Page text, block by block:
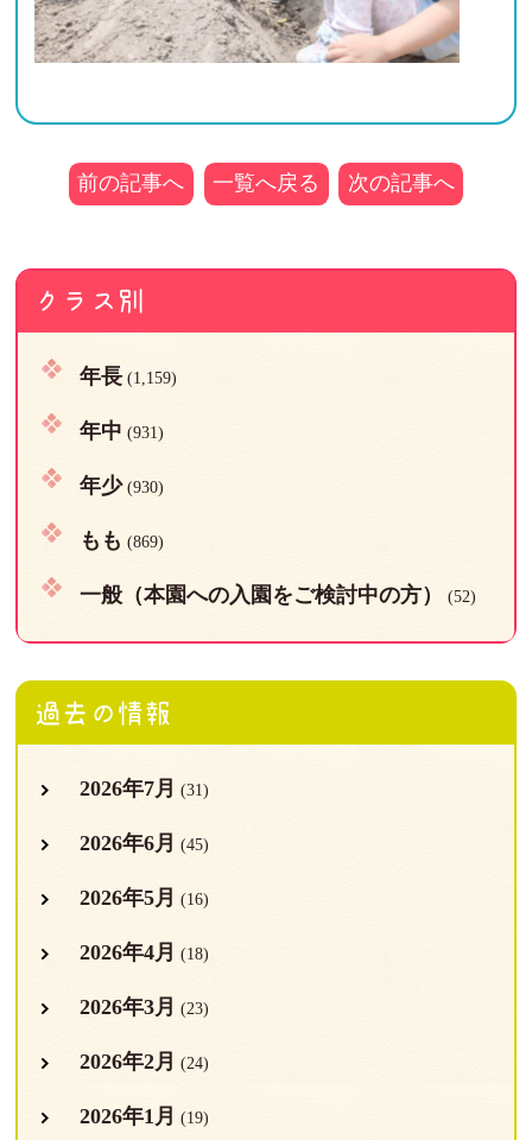
前の記事へ 一覧へ戻る 次の記事へ
クラス別
年長(1,159)
年中 (931)
年少(930)
もも (869)
一般（本園への入園をご検討中の方） (52)
過去の情報
2026年7月 (31)
2026年6月 (45)
2026年5月 (16)
2026年4月 (18)
2026年3月 (23)
2026年2月 (24)
2026年1月 (19)